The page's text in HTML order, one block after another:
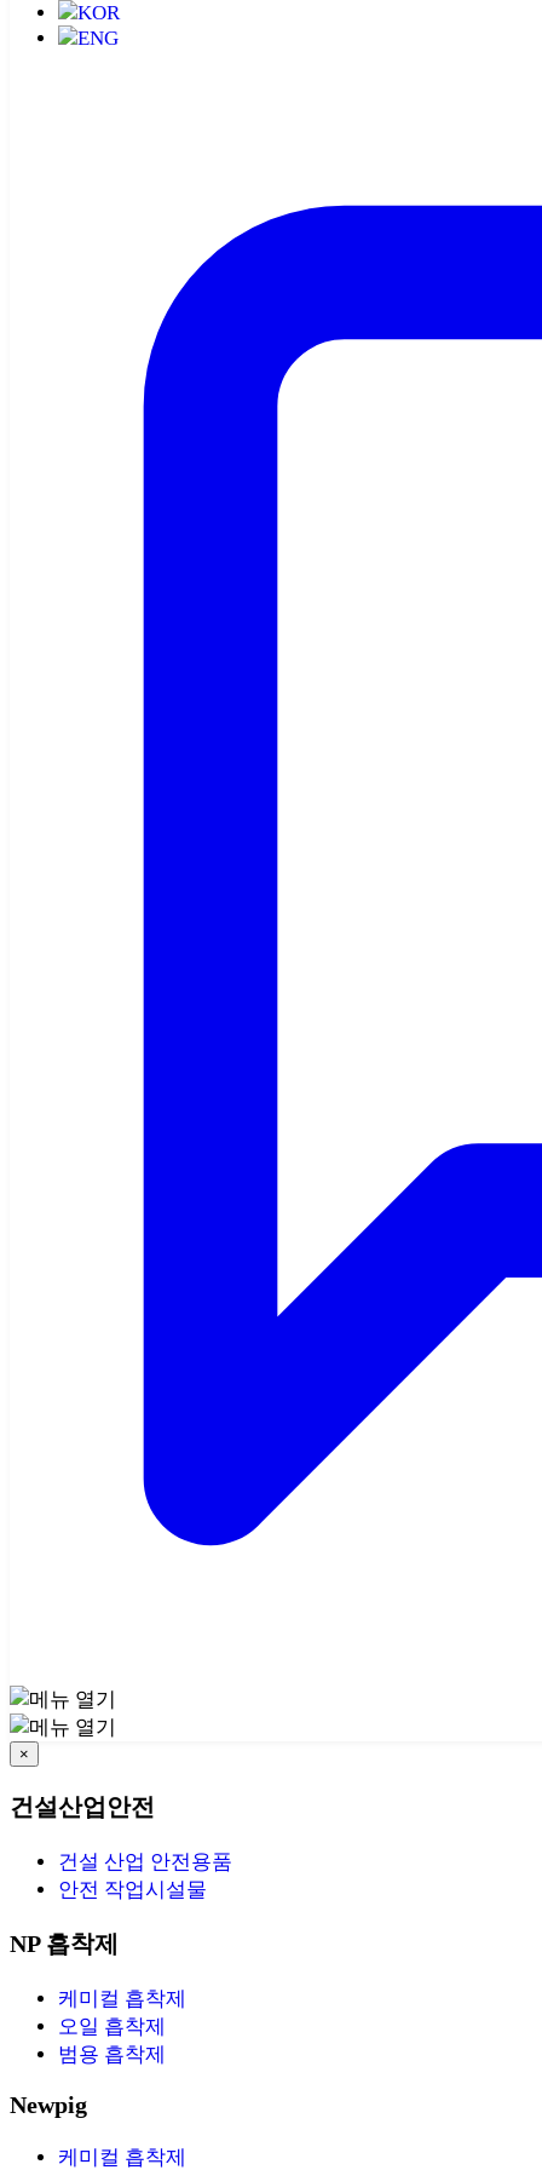
KOR
ENG
×
건설산업안전
건설 산업 안전용품
안전 작업시설물
NP 흡착제
케미컬 흡착제
오일 흡착제
범용 흡착제
Newpig
케미컬 흡착제